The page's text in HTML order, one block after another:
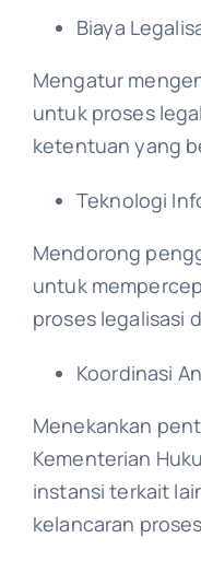
Biaya
Mengatur
untuk proses
ketentuan yang
Teknologi
Mendorong
untuk
proses legalisasi
Koordinasi
Menekankan
Kementerian
instansi terkait
kelancaran